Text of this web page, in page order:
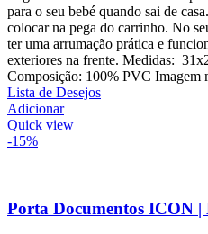
para o seu bebé quando sai de
colocar na pega do carrinho. No
ter uma arrumação prática e
exteriores na frente. Medidas:
Composição: 100% PVC
Lista de Desejos
Adicionar
Quick view
-15%
Porta Documentos ICON |